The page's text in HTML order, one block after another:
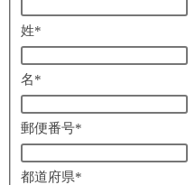
姓*
名*
郵便番号*
都道府県*